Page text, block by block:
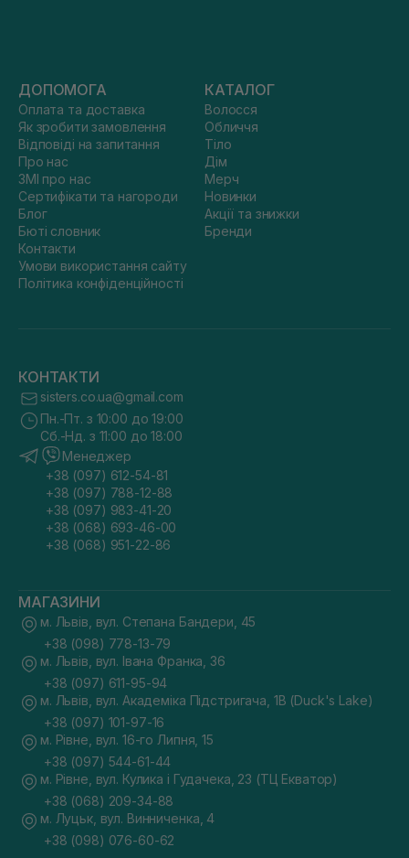
ДОПОМОГА
Оплата та доставка
Як зробити замовлення
Відповіді на запитання
Про нас
ЗМІ про нас
Сертифікати та нагороди
Блог
Бюті словник
Контакти
Умови використання сайту
Політика конфіденційності
КАТАЛОГ
Волосся
Обличчя
Тіло
Дім
Мерч
Новинки
Акції та знижки
Бренди
КОНТАКТИ
sisters.co.ua@gmail.com
Пн.-Пт. з 10:00 до 19:00
Сб.-Нд. з 11:00 до 18:00
Менеджер
+38 (097) 612-54-81
+38 (097) 788-12-88
+38 (097) 983-41-20
+38 (068) 693-46-00
+38 (068) 951-22-86
МАГАЗИНИ
м. Львів, вул. Степана Бандери, 45
+38 (098) 778-13-79
м. Львів, вул. Івана Франка, 36
+38 (097) 611-95-94
м. Львів, вул. Академіка Підстригача, 1В (Duck's Lake)
+38 (097) 101-97-16
м. Рівне, вул. 16-го Липня, 15
+38 (097) 544-61-44
м. Рівне, вул. Кулика і Гудачека, 23 (ТЦ Екватор)
+38 (068) 209-34-88
м. Луцьк, вул. Винниченка, 4
+38 (098) 076-60-62